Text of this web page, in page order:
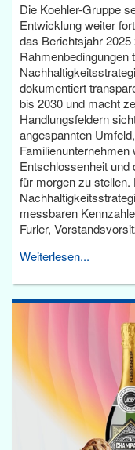
Die Koehler-Gruppe
Entwicklung weiter
das Berichtsjahr
Rahmenbedingungen
dokumentiert
bis 2030 und macht
Handlungsfeldern
angespannten
Entschlossenheit und
für morgen zu
messbaren
Furler,
Weiterlesen...